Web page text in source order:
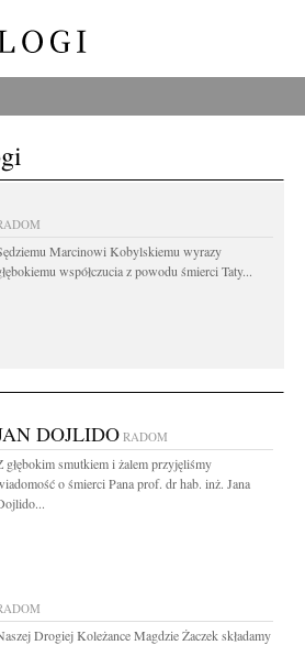
Marcinowi Kobylskiemu wyrazy
współczucia z powodu śmierci Taty...
DOJLIDO RADOM
głębokim smutkiem i żalem przyjęliśmy
o śmierci Pana prof. dr hab. inż. Jana
Drogiej Koleżance Magdzie Żaczek składamy